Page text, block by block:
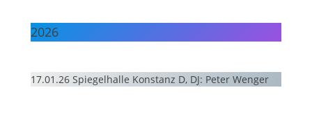
2026
17.01.26 Spiegelhalle Konstanz D, DJ: Peter Wenger